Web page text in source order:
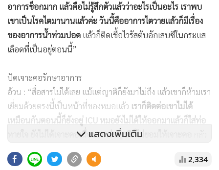
อาการช็อกมาก แล้วคือไม่รู้สึกตัวแล้วว่าอะไรเป็นอะไร เราพบ
เขาเป็นโรคไตมานานแล้วค่ะ วันนี้คืออาการไตวายแล้วก็มีเรื่อง
ของอาการน้ำท่วมปอด แล้วก็ติดเชื้อไวรัสตับอักเสบซีในกระแส
เลือดที่เป็นอยู่ตอนนี้”
ปัดเจาะคอรักษาอาการ
อ้วน : “สื่อสารไม่ได้เลย แม้แต่ญาติก็ยังมาไม่ถึง แล้วเขาก็ห้ามเรา
เยี่ยมด้วยตรงนี้เป็นหน้าที่ของหมอแล้ว เราก็ติดต่อเขาไม่ได้
เหมือนกันตอนนี้ก็ยังอยู่ ICU หมอยังไม่ได้ให้ออกมาแล้วก็ใส่ท่อ
หายใจ ยังไม่ได้เจาะคอเนื่องจากว่าญาติก็ไม่ยอมให้เจาะคอ
แสดงเพิ่มเติม
2,334